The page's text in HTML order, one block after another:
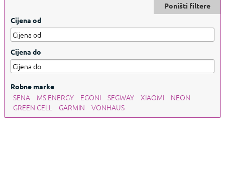
Cijena od
Cijena do
Robne marke
SENA MS ENERGY EGONI SEGWAY XIAOMI
NEON
GREEN CELL
GARMIN VONHAUS
Poništi filtere